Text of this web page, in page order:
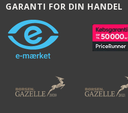
GARANTI FOR DIN HANDEL